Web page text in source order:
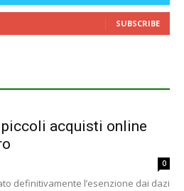
SUBSCRIBE
acquisti online
0
definitivamente l’esenzione dai dazi